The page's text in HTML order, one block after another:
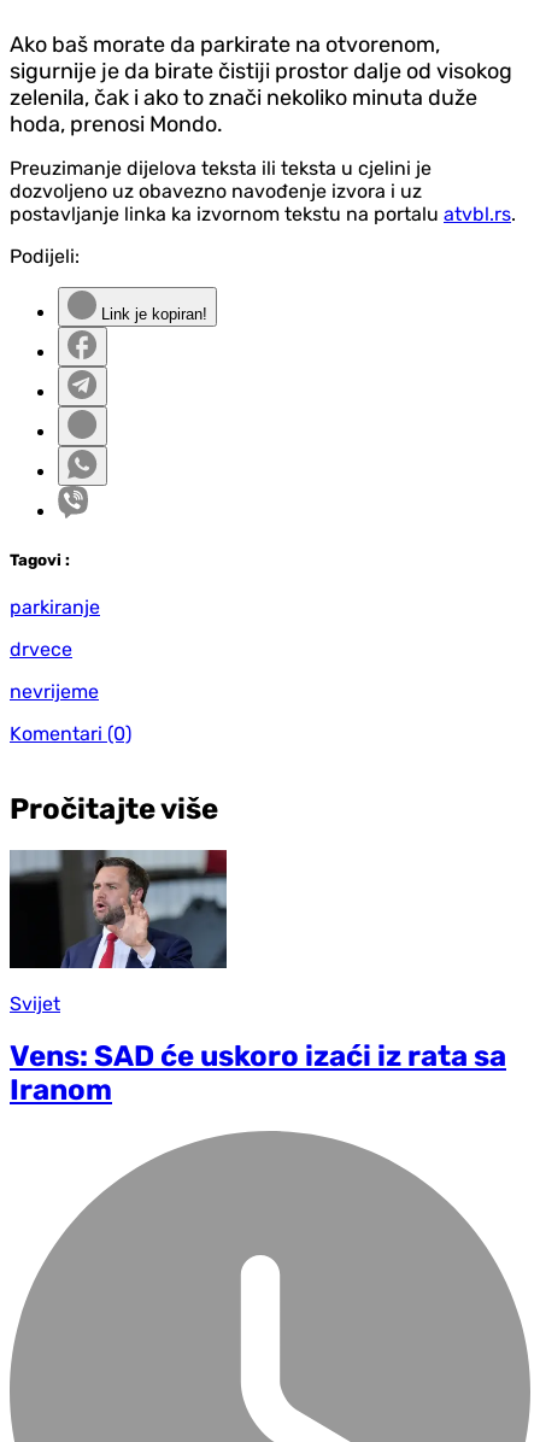
Ako baš morate da parkirate na otvorenom,
sigurnije je da birate čistiji prostor dalje od visokog
zelenila, čak i ako to znači nekoliko minuta duže
hoda, prenosi Mondo.
Preuzimanje dijelova teksta ili teksta u cjelini je
dozvoljeno uz obavezno navođenje izvora i uz
postavljanje linka ka izvornom tekstu na portalu atvbl.rs.
Podijeli:
Link je kopiran!
Tagovi :
parkiranje
drvece
nevrijeme
Komentari (0)
Pročitajte više
Svijet
Vens: SAD će uskoro izaći iz rata sa
Iranom